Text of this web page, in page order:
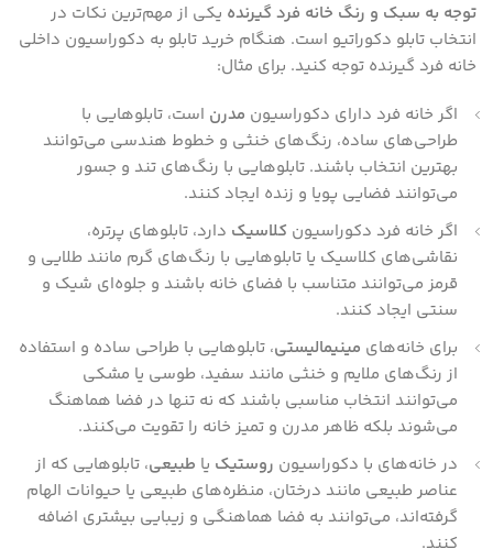
توجه به سبک و رنگ خانه فرد گیرنده یکی از مهم‌ترین نکات در
انتخاب تابلو دکوراتیو است. هنگام خرید تابلو به دکوراسیون داخلی
خانه فرد گیرنده توجه کنید. برای مثال:
اگر خانه فرد دارای دکوراسیون مدرن است، تابلوهایی با
طراحی‌های ساده، رنگ‌های خنثی و خطوط هندسی می‌توانند
بهترین انتخاب باشند. تابلوهایی با رنگ‌های تند و جسور
می‌توانند فضایی پویا و زنده ایجاد کنند.
اگر خانه فرد دکوراسیون کلاسیک دارد، تابلوهای پرتره،
نقاشی‌های کلاسیک یا تابلوهایی با رنگ‌های گرم مانند طلایی و
قرمز می‌توانند متناسب با فضای خانه باشند و جلوه‌ای شیک و
سنتی ایجاد کنند.
برای خانه‌های مینیمالیستی، تابلوهایی با طراحی ساده و استفاده
از رنگ‌های ملایم و خنثی مانند سفید، طوسی یا مشکی
می‌توانند انتخاب مناسبی باشند که نه تنها در فضا هماهنگ
می‌شوند بلکه ظاهر مدرن و تمیز خانه را تقویت می‌کنند.
در خانه‌های با دکوراسیون روستیک یا طبیعی، تابلوهایی که از
عناصر طبیعی مانند درختان، منظره‌های طبیعی یا حیوانات الهام
گرفته‌اند، می‌توانند به فضا هماهنگی و زیبایی بیشتری اضافه
کنند.